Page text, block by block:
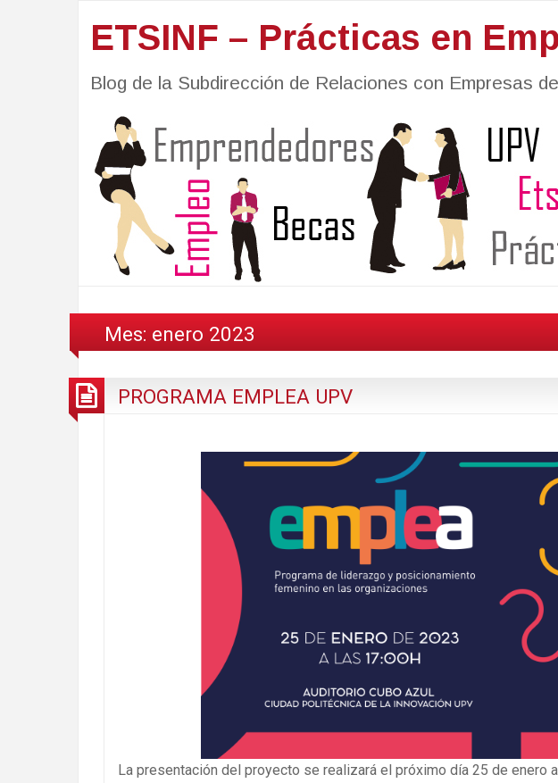
ETSINF – Prácticas en
Blog de la Subdirección de Relaciones con Empresas
Mes: enero 2023
PROGRAMA EMPLEA UPV
La presentación del proyecto se realizará el próximo día 25 de enero